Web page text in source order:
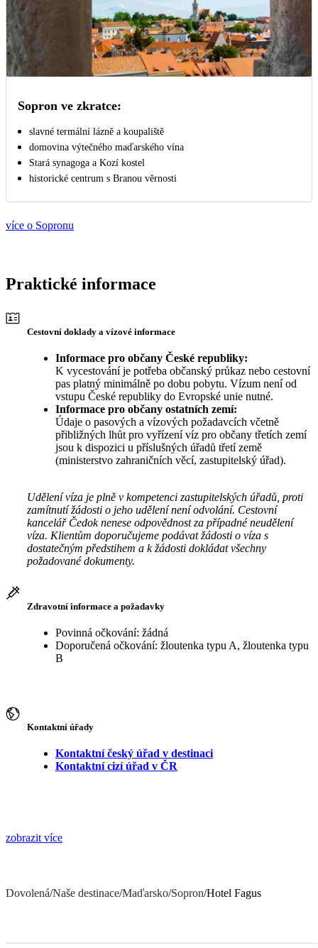
Sopron ve zkratce:
slavné termální lázně a koupaliště
domovina výtečného maďarského vína
Stará synagoga a Kozí kostel
historické centrum s Branou věrnosti
více o Sopronu
Praktické informace
Cestovní doklady a vízové informace
Informace pro občany České republiky:
K vycestování je potřeba občanský průkaz nebo cestovní
pas platný minimálně po dobu pobytu. Vízum není od
vstupu České republiky do Evropské unie nutné.
Informace pro občany ostatních zemí:
Údaje o pasových a vízových požadavcích včetně
přibližných lhůt pro vyřízení víz pro občany třetích zemí
jsou k dispozici u příslušných úřadů třetí země
(ministerstvo zahraničních věcí, zastupitelský úřad).
Udělení víza je plně v kompetenci zastupitelských úřadů, proti
zamítnutí žádosti o jeho udělení není odvolání. Cestovní
kancelář Čedok nenese odpovědnost za případné neudělení
víza. Klientům doporučujeme podávat žádosti o víza s
dostatečným předstihem a k žádosti dokládat všechny
požadované dokumenty.
Zdravotní informace a požadavky
Povinná očkování: žádná
Doporučená očkování: žloutenka typu A, žloutenka typu
B
Kontaktní úřady
Kontaktní český úřad v destinaci
Kontaktní cizí úřad v ČR
zobrazit více
Dovolená/Naše destinace/Maďarsko/Sopron/Hotel Fagus